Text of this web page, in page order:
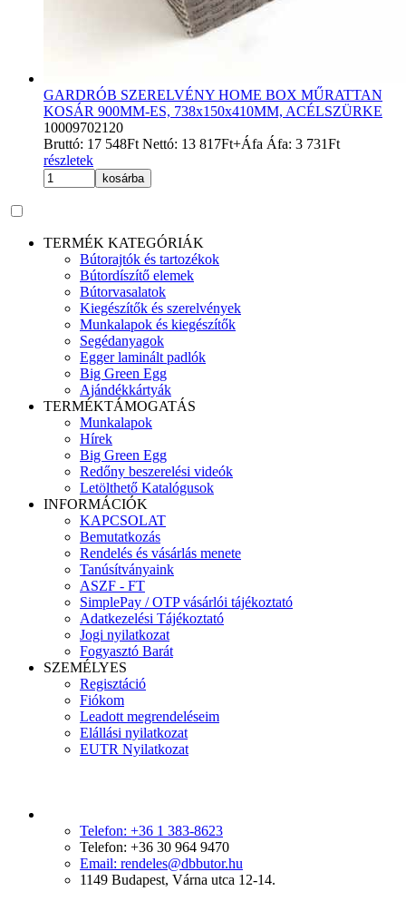
GARDRÓB SZERELVÉNY HOME BOX MŰRATTAN
KOSÁR 900MM-ES, 738x150x410MM, ACÉLSZÜRKE
10009702120
Bruttó: 17 548Ft Nettó: 13 817Ft+Áfa Áfa: 3 731Ft
részletek
kosárba
TERMÉK KATEGÓRIÁK
Bútorajtók és tartozékok
Bútordíszítő elemek
Bútorvasalatok
Kiegészítők és szerelvények
Munkalapok és kiegészítők
Segédanyagok
Egger laminált padlók
Big Green Egg
Ajándékkártyák
TERMÉKTÁMOGATÁS
Munkalapok
Hírek
Big Green Egg
Redőny beszerelési videók
Letölthető Katalógusok
INFORMÁCIÓK
KAPCSOLAT
Bemutatkozás
Rendelés és vásárlás menete
Tanúsítványaink
ASZF - FT
SimplePay / OTP vásárlói tájékoztató
Adatkezelési Tájékoztató
Jogi nyilatkozat
Fogyasztó Barát
SZEMÉLYES
Regisztáció
Fiókom
Leadott megrendeléseim
Elállási nyilatkozat
EUTR Nyilatkozat
Telefon: +36 1 383-8623
Telefon: +36 30 964 9470
Email: rendeles@dbbutor.hu
1149 Budapest, Várna utca 12-14.